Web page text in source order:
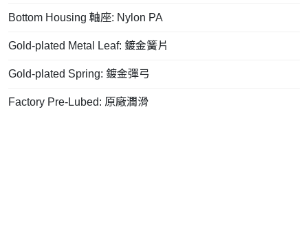
Bottom Housing 軸座: Nylon PA
Gold-plated Metal Leaf: 鍍金簧片
Gold-plated Spring: 鍍金彈弓
Factory Pre-Lubed: 原廠潤滑